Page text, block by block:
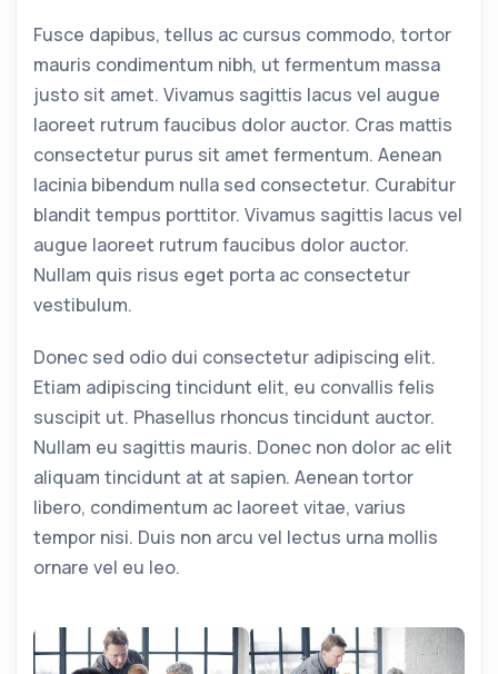
Fusce dapibus, tellus ac cursus commodo, tortor
mauris condimentum nibh, ut fermentum massa
justo sit amet. Vivamus sagittis lacus vel augue
laoreet rutrum faucibus dolor auctor. Cras mattis
consectetur purus sit amet fermentum. Aenean
lacinia bibendum nulla sed consectetur. Curabitur
blandit tempus porttitor. Vivamus sagittis lacus vel
augue laoreet rutrum faucibus dolor auctor.
Nullam quis risus eget porta ac consectetur
vestibulum.
Donec sed odio dui consectetur adipiscing elit.
Etiam adipiscing tincidunt elit, eu convallis felis
suscipit ut. Phasellus rhoncus tincidunt auctor.
Nullam eu sagittis mauris. Donec non dolor ac elit
aliquam tincidunt at at sapien. Aenean tortor
libero, condimentum ac laoreet vitae, varius
tempor nisi. Duis non arcu vel lectus urna mollis
ornare vel eu leo.